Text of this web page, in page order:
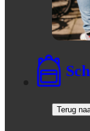
Terug